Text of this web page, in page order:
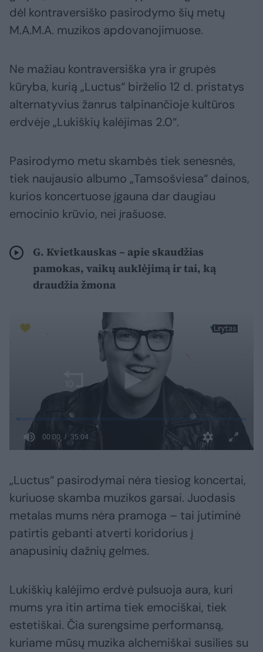
dėl kontraversiško pasirodymo šių metų
M.A.M.A. muzikos apdovanojimuose.
Ne mažiau kontraversiška yra ir grupės
kūryba, kurią „Luctus“ birželio 12 d. pristatys
alternatyvius žanrus talpinančioje kultūros
erdvėje „Lukiškių kalėjimas 2.0“.
Pasirodymo metu skambės tiek senesnės,
tiek naujausio albumo „Tamsošviesa“ dainos,
kurios koncertuose įgauna dar daugiau
emocinio krūvio, nei įrašuose.
G. Kvietkauskas – apie skaudžias
pamokas, vaikų auklėjimą ir tai, ką
draudžia žmona
„Luctus“ pasirodymai nėra tiesiog koncertai,
kuriuose skamba muzikos garsai. Juodasis
metalas mums nėra pramoga – tai jutiminė
patirtis gebanti atverti koridorius į
anapusinių dažnių gelmes.
Lukiškių kalėjimo erdvė pulsuoja aura, kuri
mums yra itin artima tiek emociškai, tiek
estetiškai. Čia surengsime performansą,
kuriame mūsų muzika alchemiškai susilies su